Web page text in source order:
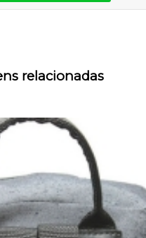
relacionadas